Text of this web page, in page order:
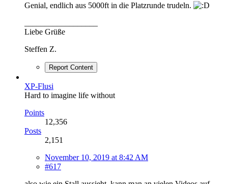
Genial, endlich aus 5000ft in die Platzrunde trudeln.
Liebe Grüße
Steffen Z.
Report Content
XP-Flusi
Hard to imagine life without
Points
12,356
Posts
2,151
November 10, 2019 at 8:42 AM
#617